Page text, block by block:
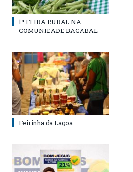
1ª FEIRA RURAL NA
COMUNIDADE BACABAL
Feirinha da Lagoa